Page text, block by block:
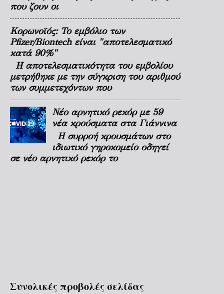
που ζουν οι
Κορωνοϊός: Το εμβόλιο των
Pfizer/Biontech είναι "αποτελεσματικό
κατά 90%"
Η αποτελεσματικότητα του εμβολίου
μετρήθηκε με την σύγκριση του αριθμού
των συμμετεχόντων που
Νέο αρνητικό ρεκόρ με 59
νέα κρούσματα στα Γιάννινα
Η συρροή κρουσμάτων στο
ιδιωτικό γηροκομείο οδηγεί
σε νέο αρνητικό ρεκόρ το
Συνολικές προβολές σελίδας